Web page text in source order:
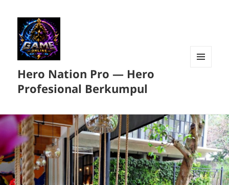
Hero Nation Pro — Hero
Profesional Berkumpul